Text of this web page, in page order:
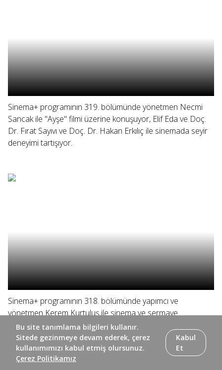
Sinema+ programının 319. bölümünde yönetmen Necmi
Sancak ile "Ayşe" filmi üzerine konuşuyor, Elif Eda ve Doç.
Dr. Fırat Sayıvı ve Doç. Dr. Hakan Erkılıç ile sinemada seyir
deneyimi tartışıyor.
Sinema+ programının 318. bölümünde yapımcı ve
yönetmen Kerem Kurtuluş ile sinema ve sermaye
arasındaki ilişki ele alınıyor, Elif Eda ve yönetmen Doğuş
Algün yönetmenin ilk uzun metrajı "Ölü Mevsim"i
konuşuyor.
Bu site tanımlama bilgileri kullanır.
Sitede gezinmeye devam ederek, çerez
kullanımımızı kabul etmiş olursunuz.
Çerez Politikamız
Kabul
Et